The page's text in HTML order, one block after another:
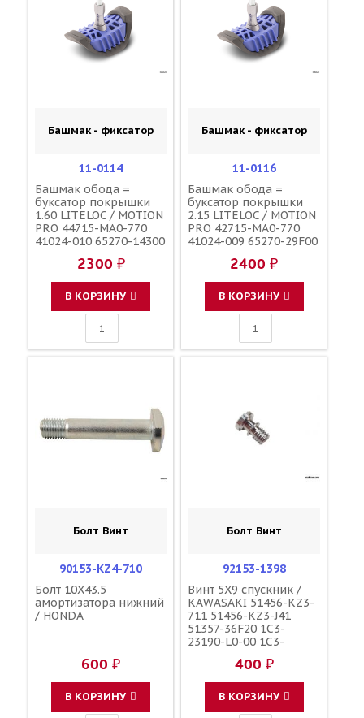
Башмак - фиксатор
11-0114
Башмак обода =
буксатор покрышки
1.60 LITELOC / MOTION
PRO 44715-MA0-770
41024-010 65270-14300
2300 ₽
В КОРЗИНУ
Башмак - фиксатор
11-0116
Башмак обода =
буксатор покрышки
2.15 LITELOC / MOTION
PRO 42715-MA0-770
41024-009 65270-29F00
25394-00-002400 ₽
В КОРЗИНУ
Болт Винт
90153-KZ4-710
Болт 10X43.5
амортизатора нижний
/ HONDA
600 ₽
В КОРЗИНУ
Болт Винт
92153-1398
Винт 5X9 спускник /
KAWASAKI 51456-KZ3-
711 51456-KZ3-J41
51357-36F20 1C3-
23190-L0-00 1C3-
110090000601
110090000501
F45300001
400 ₽
В КОРЗИНУ